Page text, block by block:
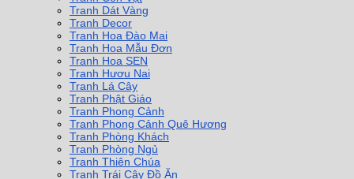
Tranh Dát Vàng
Tranh Decor
Tranh Hoa Đào Mai
Tranh Hoa Mẫu Đơn
Tranh Hoa SEN
Tranh Hươu Nai
Tranh Lá Cây
Tranh Phật Giáo
Tranh Phong Cảnh
Tranh Phong Cảnh Quê Hương
Tranh Phòng Khách
Tranh Phòng Ngủ
Tranh Thiên Chúa
Tranh Trái Cây Đồ Ăn